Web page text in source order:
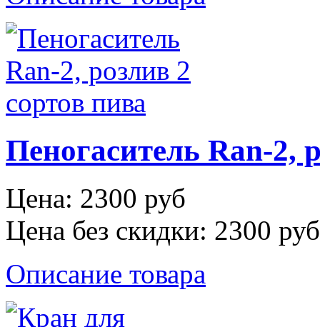
Пеногаситель Ran-2,
Цена: 2300 руб
Цена без скидки: 2300 руб
Описание товара